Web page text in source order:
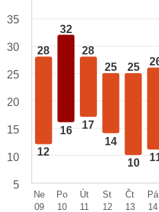
28
12
32
16
28
17
25
14
25
10
35
30
25
20
15
10
5
Ne
09
Po
10
Út
11
St
12
Čt
13
Pá
14